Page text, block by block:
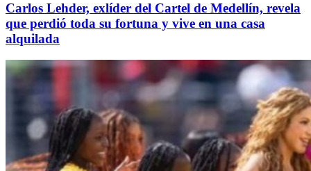
Carlos Lehder, exlíder del Cartel de Medellín, revela
que perdió toda su fortuna y vive en una casa
alquilada